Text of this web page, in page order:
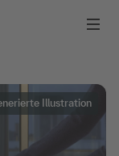
Illustration